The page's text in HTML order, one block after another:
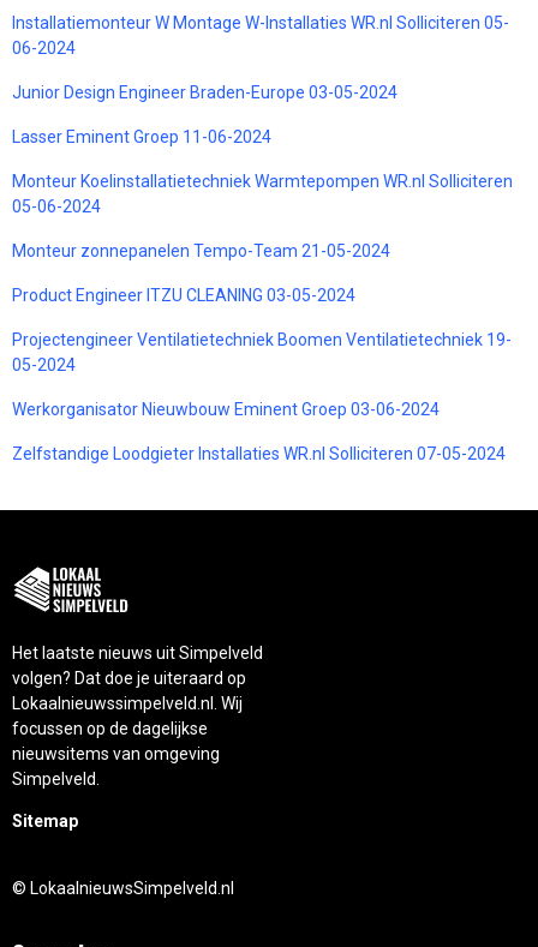
Installatiemonteur W Montage W-Installaties WR.nl Solliciteren 05-
06-2024
Junior Design Engineer Braden-Europe 03-05-2024
Lasser Eminent Groep 11-06-2024
Monteur Koelinstallatietechniek Warmtepompen WR.nl Solliciteren
05-06-2024
Monteur zonnepanelen Tempo-Team 21-05-2024
Product Engineer ITZU CLEANING 03-05-2024
Projectengineer Ventilatietechniek Boomen Ventilatietechniek 19-
05-2024
Werkorganisator Nieuwbouw Eminent Groep 03-06-2024
Zelfstandige Loodgieter Installaties WR.nl Solliciteren 07-05-2024
Het laatste nieuws uit Simpelveld
volgen? Dat doe je uiteraard op
Lokaalnieuwssimpelveld.nl. Wij
focussen op de dagelijkse
nieuwsitems van omgeving
Simpelveld.
Sitemap
© LokaalnieuwsSimpelveld.nl